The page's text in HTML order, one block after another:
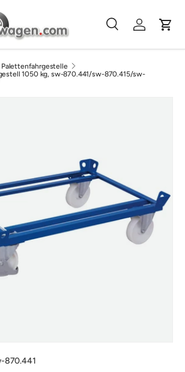
SucheEinloggen
Palettenfahrgestelle
1050 kg, sw-870.441/sw-870.415/sw-
870.441